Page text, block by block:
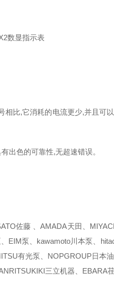
相比,它消耗的电流更少,并且可
出色的可靠性,无超速错误。
佐藤 、AMADA天田、
EIM泵、kawamoto川本泵、
有光泵、NOPGROUP日本
三立机器、EBARA